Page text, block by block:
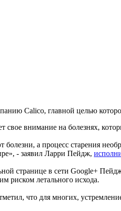
Calico, главной целью
свое внимание на болезнях,
болезни, а процесс старения
- заявил Ларри Пейдж,
странице в сети Google+
риском летального исхода.
что для многих,